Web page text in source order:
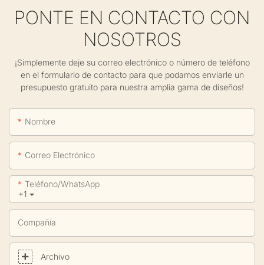
PONTE EN CONTACTO CON
NOSOTROS
¡Simplemente deje su correo electrónico o número de teléfono
en el formulario de contacto para que podamos enviarle un
presupuesto gratuito para nuestra amplia gama de diseños!
Nombre
Correo Electrónico
+1
Teléfono/WhatsApp
Compañía
Archivo